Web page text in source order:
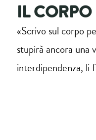
IL
«Scrivo sul corpo
stupirà ancora una
interdipendenza, li